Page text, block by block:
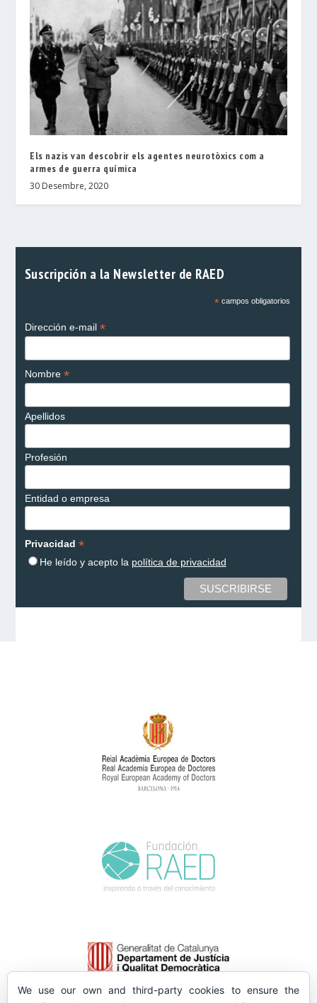
Els nazis van descobrir els agentes neurotòxics com a
armes de guerra química
30 Desembre, 2020
Suscripción a la Newsletter de RAED
*campos obligatorios
Dirección e-mail *
Nombre *
Apellidos
Profesión
Entidad o empresa
Privacidad *
He leído y acepto la política de privacidad
We use our own and third-party cookies to ensure the